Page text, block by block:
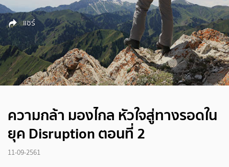
แชร์
ความกล้า มองไกล หัวใจสู่ทางรอดใน
ยุค Disruption ตอนที่ 2
11-09-2561